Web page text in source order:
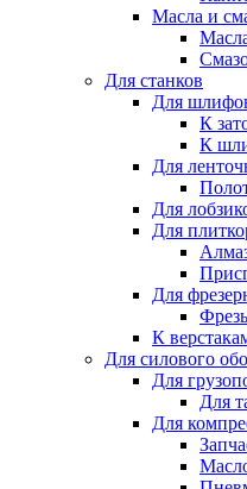
Масла и
Для станков
Для
К
К
Для
Для
Для
Для
К
Для силового
Для
Для
Для